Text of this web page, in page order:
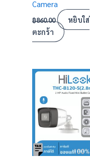
Camera
฿860.00
หยิบใส่
ตะกร้า